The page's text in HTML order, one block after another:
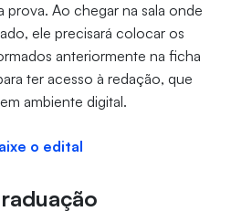
prova. Ao chegar na sala onde
ele precisará colocar os
anteriormente na ficha
ter acesso à redação, que
ambiente digital.
o edital